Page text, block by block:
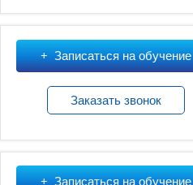
Записаться на обучение
Заказать звонок
Записаться на обучение